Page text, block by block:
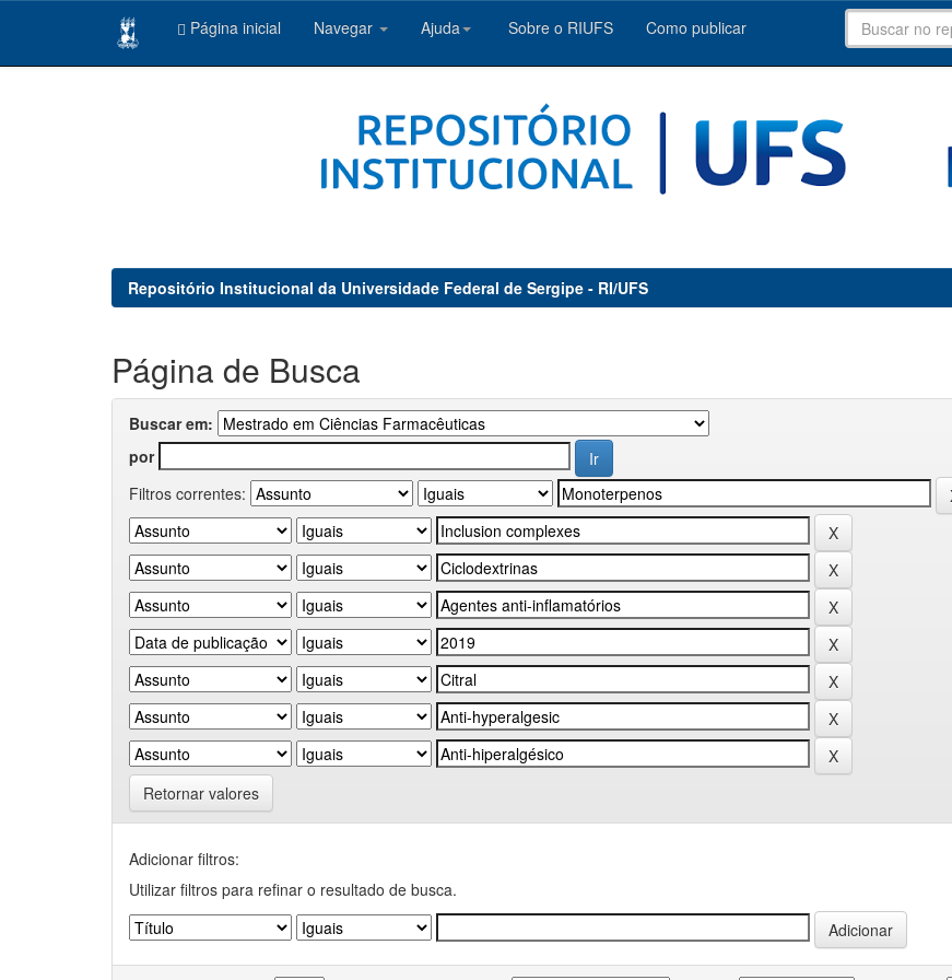
Página inicial Navegar Ajuda Sobre o RIUFS Como publicar
Repositório Institucional da Universidade Federal de Sergipe - RI/UFS
Página de Busca
Buscar em:
por
Filtros correntes:
Retornar valores
Adicionar filtros:
Utilizar filtros para refinar o resultado de busca.